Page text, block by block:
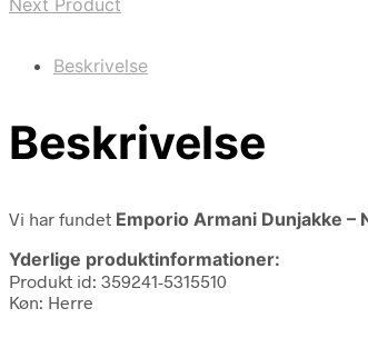
Beskrivelse
Beskrivelse
Vi har fundet Emporio Armani Dunjakke –
Yderlige produktinformationer:
Produkt id: 359241-5315510
Køn: Herre